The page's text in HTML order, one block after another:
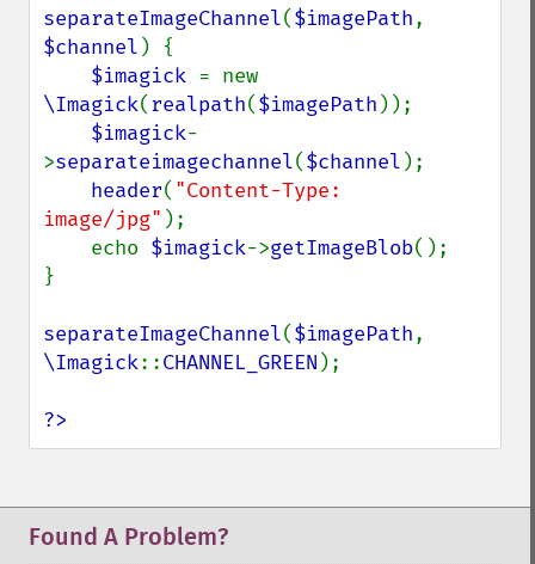
separateImageChannel($imagePath
$channel ) {
$imagick
\Imagick(realpath($imagePath ));
$imagick-
>separateimagechannel($channel );
header( "Content-Type:
image/jpg" );
    echo
$imagick->getImageBlob();
}
separateImageChannel($imagePath
\Imagick::CHANNEL_GREEN );
?>
Found A Problem?
getImageChannelDistortions
getImageChannelKurtosis
getImageChannelMean
getImageChannelRange
getImageChannelStatistics
getImageColormapColor
getImageColors
getImageColorspace
getImageCompose
getImageCompression
getImageDelay
getImageDepth
getImageDistortion
getImageGeometry